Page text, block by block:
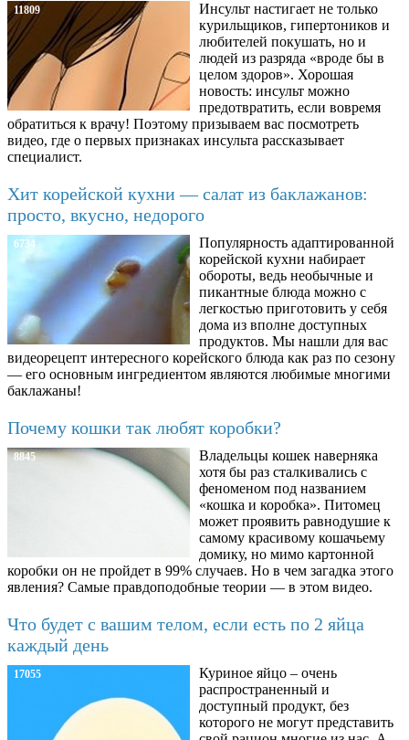
11809
Инсульт настигает не только
курильщиков, гипертоников и
любителей покушать, но и
людей из разряда «вроде бы в
целом здоров». Хорошая
новость: инсульт можно
предотвратить, если вовремя
обратиться к врачу! Поэтому призываем вас посмотреть
видео, где о первых признаках инсульта рассказывает
специалист.
Хит корейской кухни — салат из баклажанов:
просто, вкусно, недорого
6734
Популярность адаптированной
корейской кухни набирает
обороты, ведь необычные и
пикантные блюда можно с
легкостью приготовить у себя
дома из вполне доступных
продуктов. Мы нашли для вас
видеорецепт интересного корейского блюда как раз по сезону
— его основным ингредиентом являются любимые многими
баклажаны!
Почему кошки так любят коробки?
8845
Владельцы кошек наверняка
хотя бы раз сталкивались с
феноменом под названием
«кошка и коробка». Питомец
может проявить равнодушие к
самому красивому кошачьему
домику, но мимо картонной
коробки он не пройдет в 99% случаев. Но в чем загадка этого
явления? Самые правдоподобные теории — в этом видео.
Что будет с вашим телом, если есть по 2 яйца
каждый день
17055
Куриное яйцо – очень
распространенный и
доступный продукт, без
которого не могут представить